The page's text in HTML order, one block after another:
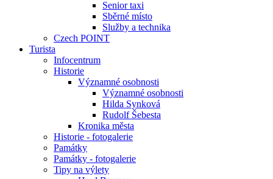
Senior taxi
Sběrné místo
Služby a technika
Czech POINT
Turista
Infocentrum
Historie
Významné osobnosti
Významné osobnosti
Hilda Synková
Rudolf Šebesta
Kronika města
Historie - fotogalerie
Památky
Památky - fotogalerie
Tipy na výlety